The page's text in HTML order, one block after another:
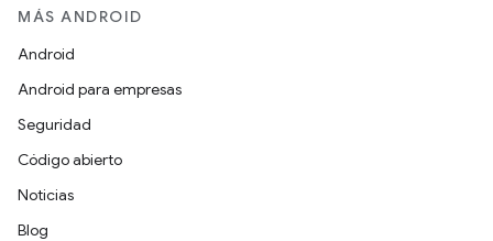
MÁS ANDROID
Android
Android para empresas
Seguridad
Código abierto
Noticias
Blog